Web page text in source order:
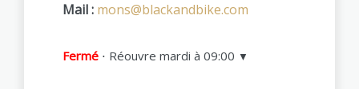
Mail : mons@blackandbike.com
Fermé⋅ Réouvre mardi à 09:00 ▼